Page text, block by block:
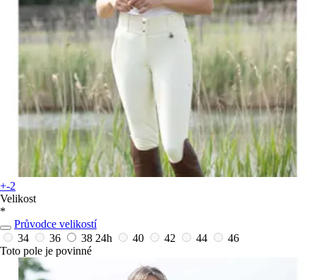
+-2
Velikost
*
Průvodce velikostí
34
36 38 24h 40 42 44
46
Toto pole je povinné